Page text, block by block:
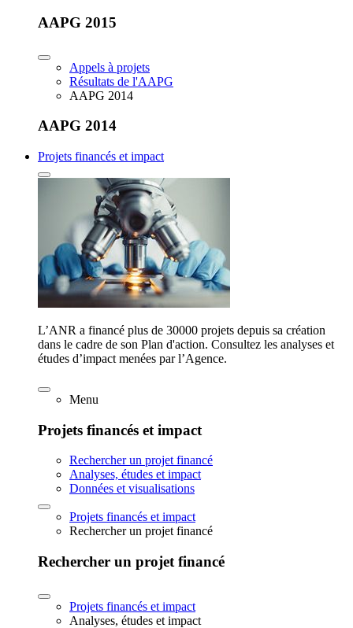
AAPG 2015
Appels à projets
Résultats de l'AAPG
AAPG 2014
AAPG 2014
Projets financés et impact
L’ANR a financé plus de 30000 projets depuis sa création
dans le cadre de son Plan d'action. Consultez les analyses et
études d’impact menées par l’Agence.
Menu
Projets financés et impact
Rechercher un projet financé
Analyses, études et impact
Données et visualisations
Projets financés et impact
Rechercher un projet financé
Rechercher un projet financé
Projets financés et impact
Analyses, études et impact